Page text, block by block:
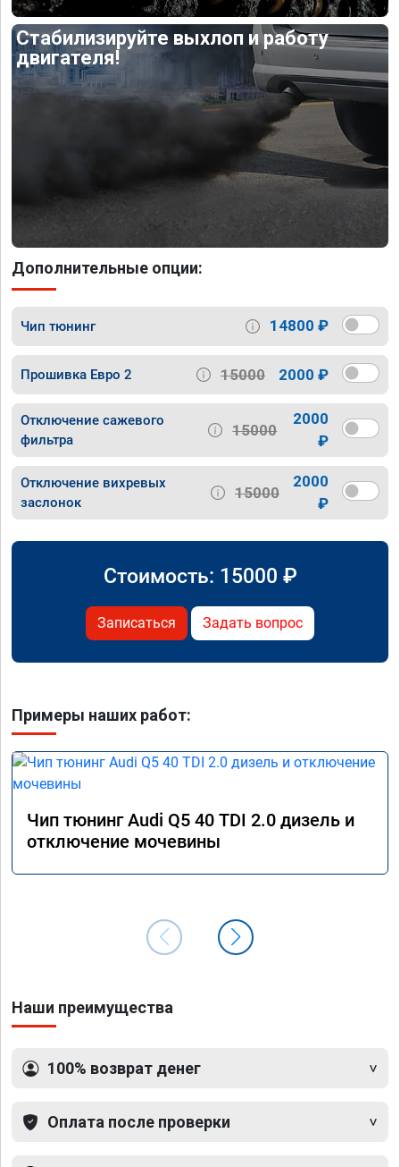
Стабилизируйте выхлоп и работу
двигателя!
Дополнительные опции:
Чип тюнинг 14800 ₽
Прошивка Евро 2 15000 2000 ₽
Отключение сажевого
фильтра
15000
2000
₽
Отключение вихревых
заслонок
15000
2000
₽
Стоимость: 15000 ₽
Записаться Задать вопрос
Примеры наших работ:
Чип тюнинг Audi Q5 40 TDI 2.0 дизель и
отключение мочевины
Наши преимущества
100% возврат денег
Оплата после проверки